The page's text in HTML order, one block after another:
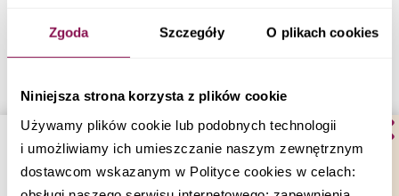
Zgoda Szczegóły O plikach cookies
Niniejsza strona korzysta z plików cookie
Używamy plików cookie lub podobnych technologii
i umożliwiamy ich umieszczanie naszym zewnętrznym
dostawcom wskazanym w Polityce cookies w celach:
sprawdź gdzie jeszcze
Catering Dietetyczny Kalisz